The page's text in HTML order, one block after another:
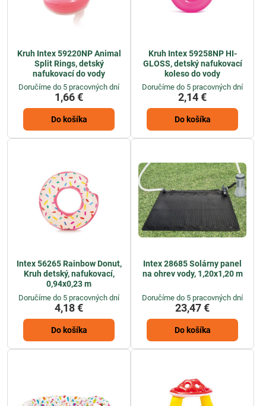
Kruh Intex 59220NP Animal
Split Rings, detský
nafukovací do vody
Doručíme do 5 pracovných dní
1,66 €
Do košíka
Kruh Intex 59258NP HI-
GLOSS, detský nafukovací
koleso do vody
Doručíme do 5 pracovných dní
2,14 €
Do košíka
Intex 56265 Rainbow Donut,
Kruh detský, nafukovací,
0,94x0,23 m
Doručíme do 5 pracovných dní
4,18 €
Do košíka
Intex 28685 Solárny panel
na ohrev vody, 1,20x1,20 m
Doručíme do 5 pracovných dní
23,47 €
Do košíka